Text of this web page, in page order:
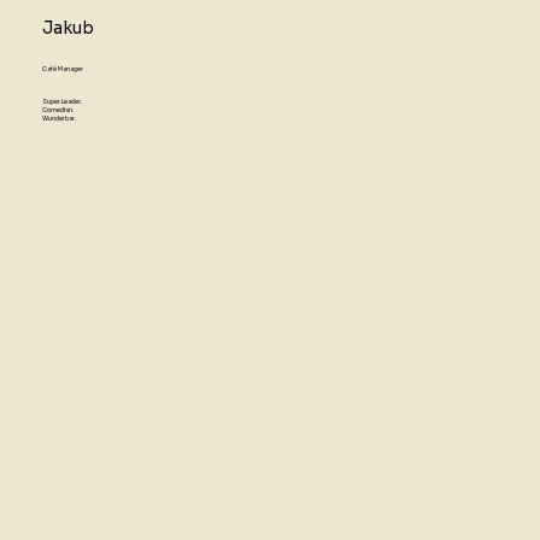
Jakub
Café Manager
Super Leader.
Comedian.
Wunderbar.